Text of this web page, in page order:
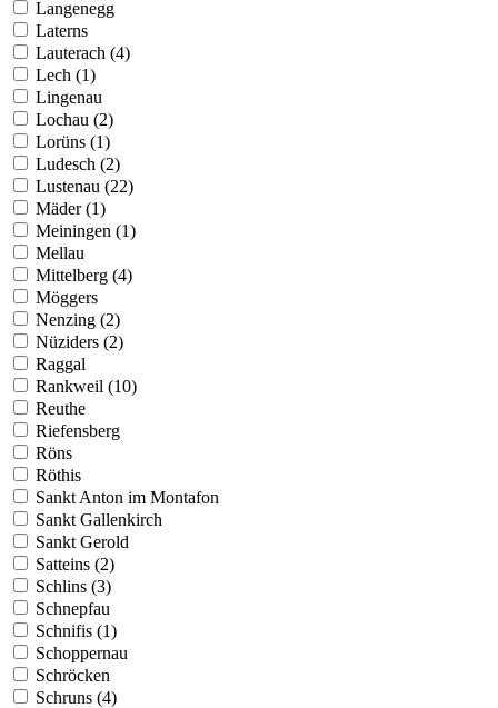
Langenegg
Laterns
Lauterach (4)
Lech (1)
Lingenau
Lochau (2)
Lorüns (1)
Ludesch (2)
Lustenau (22)
Mäder (1)
Meiningen (1)
Mellau
Mittelberg (4)
Möggers
Nenzing (2)
Nüziders (2)
Raggal
Rankweil (10)
Reuthe
Riefensberg
Röns
Röthis
Sankt Anton im Montafon
Sankt Gallenkirch
Sankt Gerold
Satteins (2)
Schlins (3)
Schnepfau
Schnifis (1)
Schoppernau
Schröcken
Schruns (4)